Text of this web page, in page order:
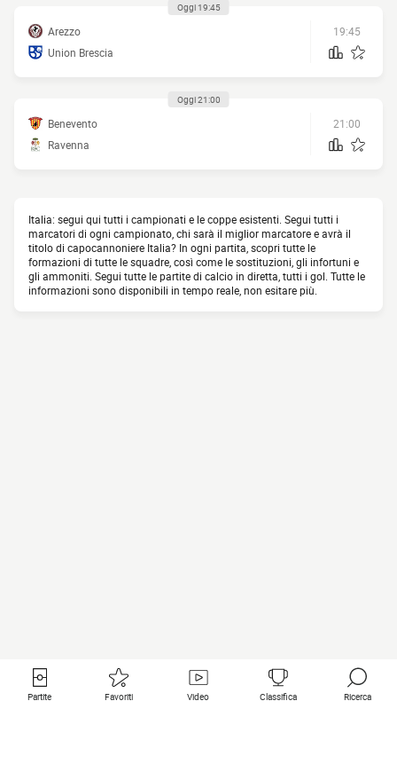
Oggi 19:45
Arezzo
Union Brescia
19:45
Oggi 21:00
Benevento
Ravenna
21:00
Italia: segui qui tutti i campionati e le coppe esistenti. Segui tutti i
marcatori di ogni campionato, chi sarà il miglior marcatore e avrà il
titolo di capocannoniere Italia? In ogni partita, scopri tutte le
formazioni di tutte le squadre, così come le sostituzioni, gli infortuni e
gli ammoniti. Segui tutte le partite di calcio in diretta, tutti i gol. Tutte le
informazioni sono disponibili in tempo reale, non esitare più.
Partite Favoriti Video Classifica Ricerca